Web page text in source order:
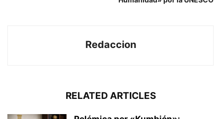
Redaccion
RELATED ARTICLES